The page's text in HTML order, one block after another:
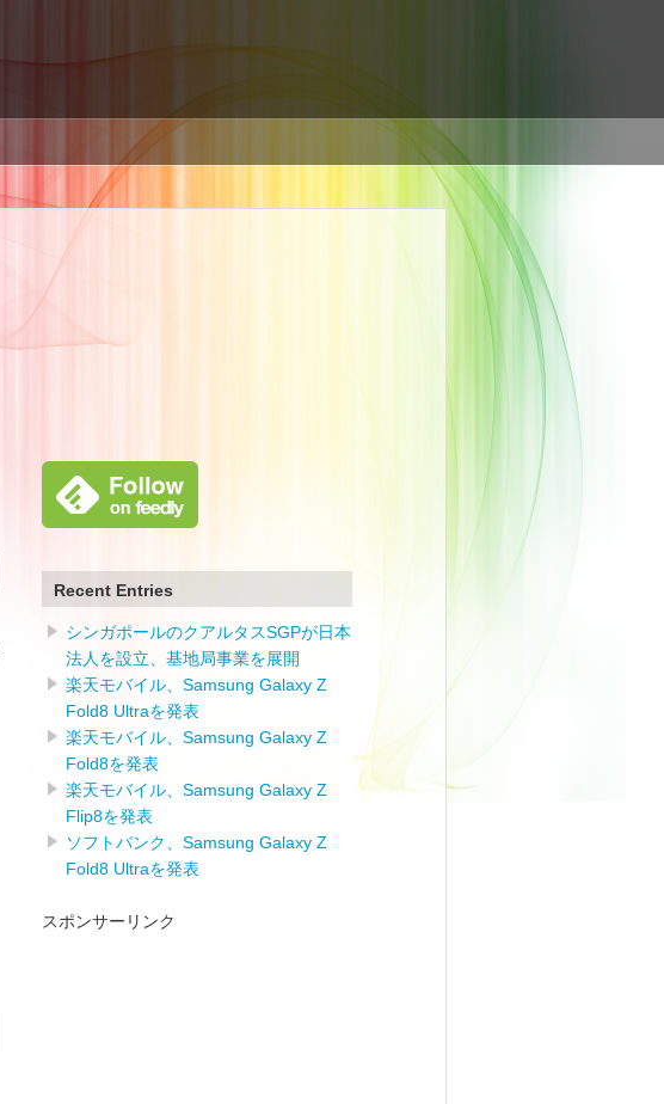
Recent Entries
シンガポールのクアルタスSGPが日本
法人を設立、基地局事業を展開
楽天モバイル、Samsung Galaxy Z
Fold8 Ultraを発表
楽天モバイル、Samsung Galaxy Z
Fold8を発表
楽天モバイル、Samsung Galaxy Z
Flip8を発表
ソフトバンク、Samsung Galaxy Z
Fold8 Ultraを発表
スポンサーリンク